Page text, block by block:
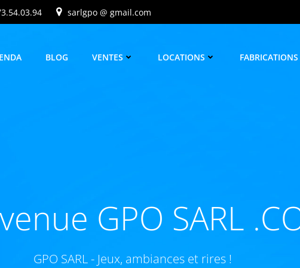
sarlgpo @ gmail.com
BLOG VENTES LOCATIONS FABRICATIONS
GPO SARL
GPO SARL - Jeux, ambiances et rires !